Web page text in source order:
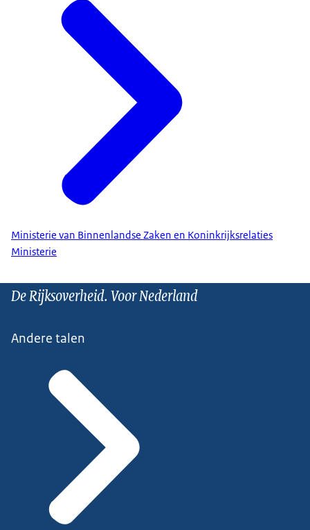
Ministerie van Binnenlandse Zaken en Koninkrijksrelaties
Ministerie
De Rijksoverheid. Voor Nederland
Andere talen